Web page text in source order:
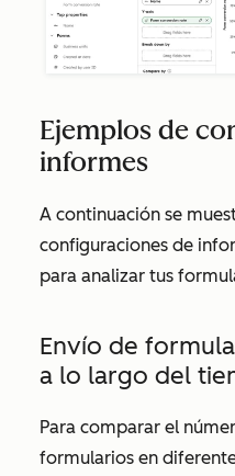
Ejemplos de
informes
A continuación se
configuraciones de
para analizar tus
Envío de
a lo largo del
Para comparar el
formularios en